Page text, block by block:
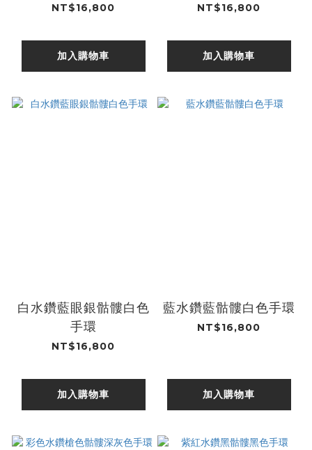
NT$16,800
加入購物車
NT$16,800
加入購物車
白水鑽藍眼銀骷髏白色
手環
NT$16,800
加入購物車
藍水鑽藍骷髏白色手環
NT$16,800
加入購物車